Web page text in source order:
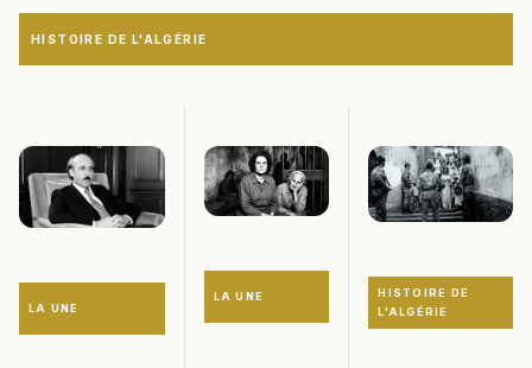
HISTOIRE DE L'ALGÉRIE
LA UNE
LA UNE
HISTOIRE DE
L'ALGÉRIE